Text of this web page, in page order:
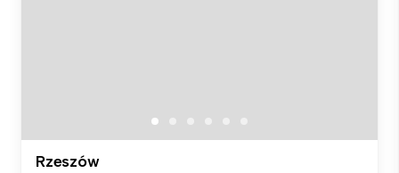
Rzeszów